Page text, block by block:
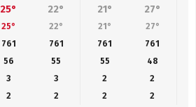
25° 22° 21° 27°
25° 22° 21° 27°
761
761 761 761
56
55 55
48
3
3 2
2
2
2 2 2